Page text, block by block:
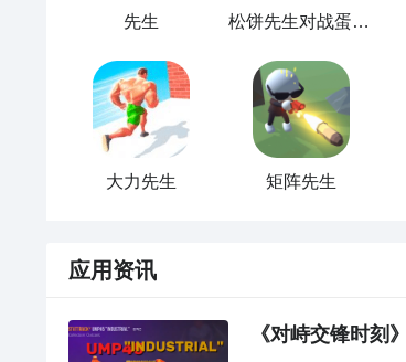
先生 松饼先生对战蛋糕先生
大力先生 矩阵先生
应用资讯
《对峙交锋时刻